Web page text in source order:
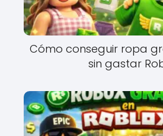
Cómo conseguir ropa
sin gastar